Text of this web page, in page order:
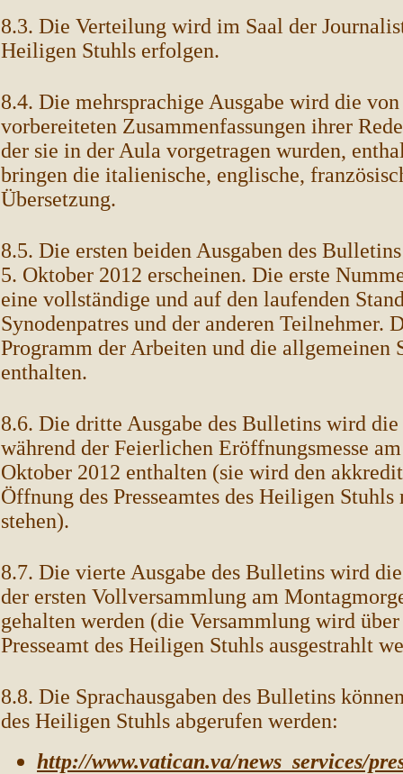
8.3. Die Verteilung wird im Saal der
Heiligen Stuhls erfolgen.
8.4. Die mehrsprachige Ausgabe wird die
vorbereiteten Zusammenfassungen ihrer
der sie in der Aula vorgetragen wurden,
bringen die italienische, englische,
Übersetzung.
8.5. Die ersten beiden Ausgaben des
5. Oktober 2012 erscheinen. Die erste
eine vollständige und auf den laufenden
Synodenpatres und der anderen Teilnehmer.
Programm der Arbeiten und die allgemeinen
enthalten.
8.6. Die dritte Ausgabe des Bulletins wird
während der Feierlichen Eröffnungsmesse
Oktober 2012 enthalten (sie wird den
Öffnung des Presseamtes des Heiligen
stehen).
8.7. Die vierte Ausgabe des Bulletins wird
der ersten Vollversammlung am
gehalten werden (die Versammlung wird
Presseamt des Heiligen Stuhls ausgestrahlt
8.8. Die Sprachausgaben des Bulletins
des Heiligen Stuhls abgerufen werden:
http://www.vatican.va/news_services/